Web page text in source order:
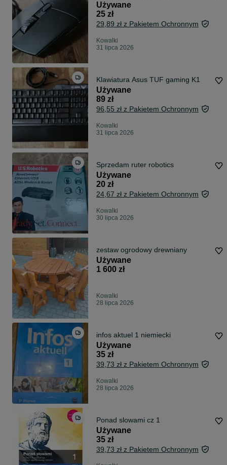
Używane
25 zł
29,89 zł z Pakietem Ochronnym
Kowalki
31 lipca 2026
Klawiatura Asus TUF gaming K1
Używane
89 zł
96,55 zł z Pakietem Ochronnym
Kowalki
31 lipca 2026
Sprzedam ruter robotics
Używane
20 zł
24,67 zł z Pakietem Ochronnym
Kowalki
30 lipca 2026
zestaw ogrodowy drewniany
Używane
1 600 zł
Kowalki
28 lipca 2026
infos aktuel 1 niemiecki
Używane
35 zł
39,73 zł z Pakietem Ochronnym
Kowalki
28 lipca 2026
Ponad slowami cz 1
Używane
35 zł
39,73 zł z Pakietem Ochronnym